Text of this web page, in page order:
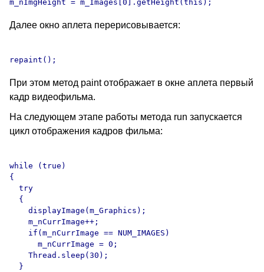
Далее окно аплета перерисовывается:
При этом метод paint отображает в окне аплета первый
кадр видеофильма.
На следующем этапе работы метода run запускается
цикл отображения кадров фильма:
while (true)
{
  try
  {
    displayImage(m_Graphics);
    m_nCurrImage++;
    if(m_nCurrImage == NUM_IMAGES)
      m_nCurrImage = 0;
    Thread.sleep(30);
  }